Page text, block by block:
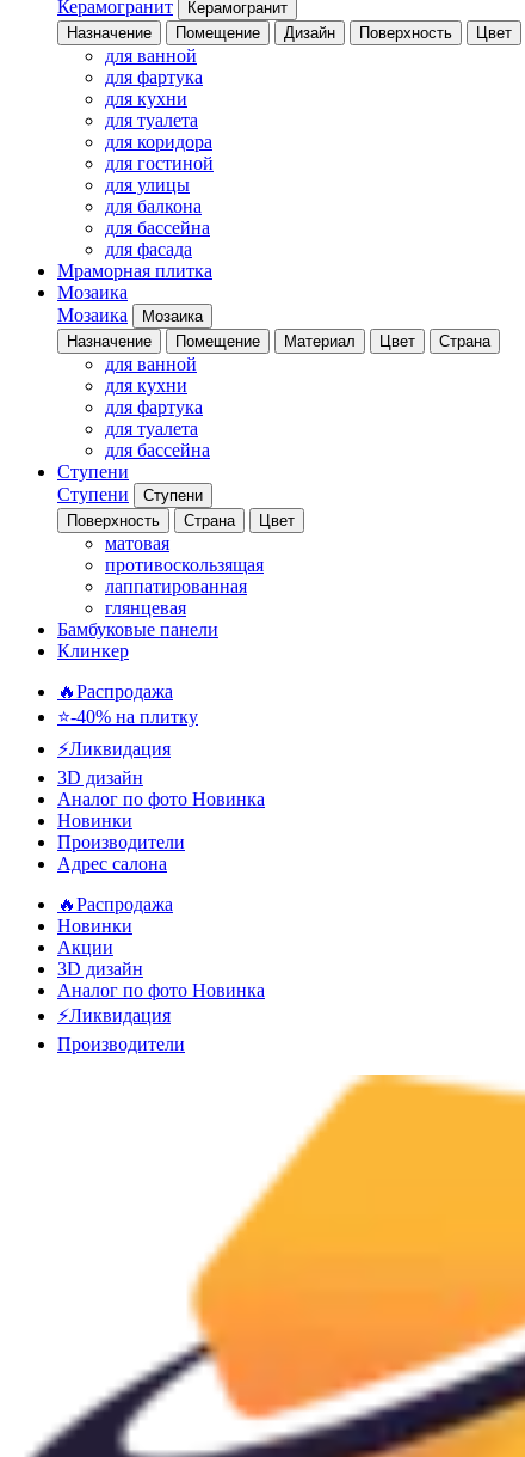
Керамогранит
Керамогранит
Назначение
Помещение Дизайн Поверхность Цвет
для ванной
для фартука
для кухни
для туалета
для коридора
для гостиной
для улицы
для балкона
для бассейна
для фасада
Мраморная плитка
Мозаика
Мозаика
Мозаика
Назначение
Помещение Материал Цвет Страна
для ванной
для кухни
для фартука
для туалета
для бассейна
Ступени
Ступени
Ступени
Поверхность
Страна Цвет
матовая
противоскользящая
лаппатированная
глянцевая
Бамбуковые панели
Клинкер
🔥Распродажа
⭐-40% на плитку
⚡️Ликвидация
3D дизайн
Аналог по фото Новинка
Новинки
Производители
Адрес салона
🔥Распродажа
Новинки
Акции
3D дизайн
Аналог по фото Новинка
⚡Ликвидация
Производители